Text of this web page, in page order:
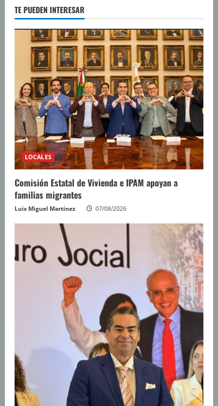
TE PUEDEN INTERESAR
LOCALES
Comisión Estatal de Vivienda e IPAM apoyan a
familias migrantes
Luis Miguel Martínez 07/08/2026